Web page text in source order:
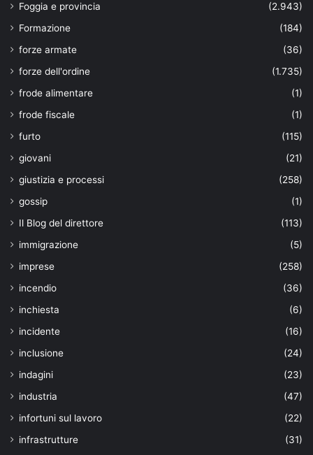
Foggia e provincia
(2.943)
Formazione
(184)
forze armate
(36)
forze dell'ordine
(1.735)
frode alimentare
(1)
frode fiscale
(1)
furto
(115)
giovani
(21)
giustizia e processi
(258)
gossip
(1)
Il Blog del direttore
(113)
immigrazione
(5)
imprese
(258)
incendio
(36)
inchiesta
(6)
incidente
(16)
inclusione
(24)
indagini
(23)
industria
(47)
infortuni sul lavoro
(22)
infrastrutture
(31)